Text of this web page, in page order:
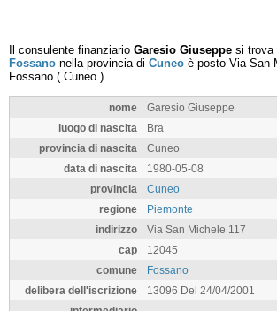
Il consulente finanziario Garesio Giuseppe si trova
Fossano nella provincia di Cuneo è posto Via San
Fossano ( Cuneo ).
nome
Garesio Giuseppe
luogo di nascita
Bra
provincia di nascita
Cuneo
data di nascita
1980-05-08
provincia
Cuneo
regione
Piemonte
indirizzo
Via San Michele 117
cap
12045
comune
Fossano
delibera dell'iscrizione
13096 Del 24/04/2001